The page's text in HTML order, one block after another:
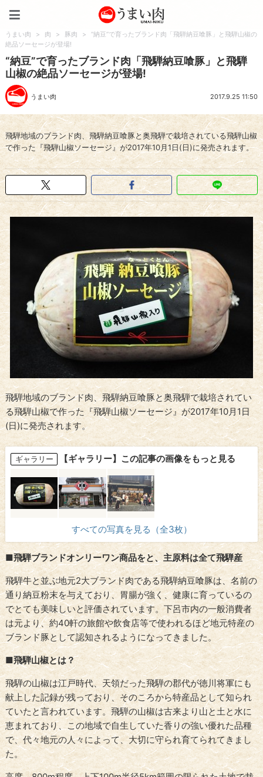
うまい肉 > 肉 > 豚肉 >
“納豆”で育ったブランド肉「飛騨納豆喰豚」と飛騨山椒の
絶品ソーセージが登場!
“納豆”で育ったブランド肉「飛騨納豆喰豚」と飛騨
山椒の絶品ソーセージが登場!
うまい肉 2017.9.25 11:50
飛騨地域のブランド肉、飛騨納豆喰豚と奥飛騨で栽培されている飛騨山椒
で作った『飛騨山椒ソーセージ』が2017年10月1日(日)に発売されます。
飛騨地域のブランド肉、飛騨納豆喰豚と奥飛騨で栽培されてい
る飛騨山椒で作った『飛騨山椒ソーセージ』が2017年10月1日
(日)に発売されます。
ギャラリー 【ギャラリー】この記事の画像をもっと見る
すべての写真を見る（全3枚）
■飛騨ブランドオンリーワン商品をと、主原料は全て飛騨産
飛騨牛と並ぶ地元2大ブランド肉である飛騨納豆喰豚は、名前の
通り納豆粉末を与えており、胃腸が強く、健康に育っているの
でとても美味しいと評価されています。下呂市内の一般消費者
は元より、約40軒の旅館や飲食店等で使われるほど地元特産の
ブランド豚として認知されるようになってきました。
■飛騨山椒とは？
飛騨の山椒は江戸時代、天領だった飛騨の郡代が徳川将軍にも
献上した記録が残っており、そのころから特産品として知られ
ていたと言われています。飛騨の山椒は古来より山と土と水に
恵まれており、この地域で自生していた香りの強い優れた品種
で、代々地元の人々によって、大切に守られ育てられてきまし
た。